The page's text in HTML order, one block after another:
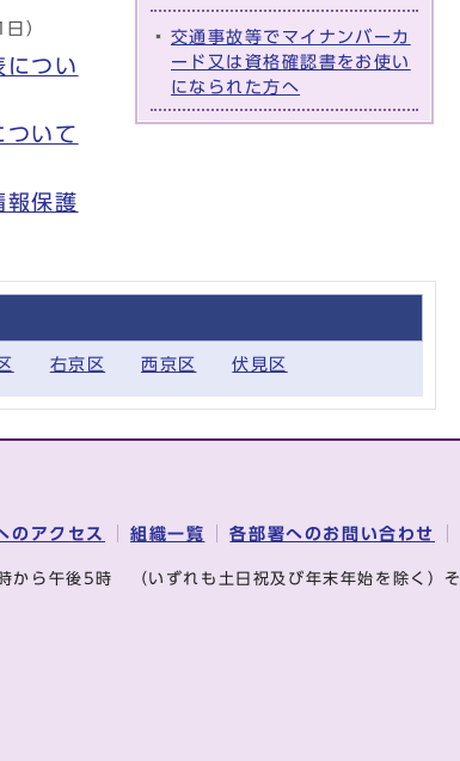
）
につい
ついて
報保護
交通事故等でマイナンバーカ
ード又は資格確認書をお使い
になられた方へ
右京区 西京区 伏見区
のアクセス 組織一覧 各部署へのお問い合わせ
から午後5時 （いずれも土日祝及び年末年始を除く）そ